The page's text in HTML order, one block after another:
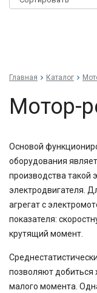
Главная Каталог
Мотор-
Основой
оборудования
производства такой
электродвигателя.
агрегат с
показателя:
крутящий момент.
позволяют добиться
малого момента.